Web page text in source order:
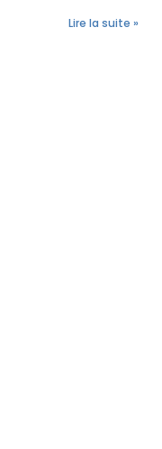
Lire la suite »